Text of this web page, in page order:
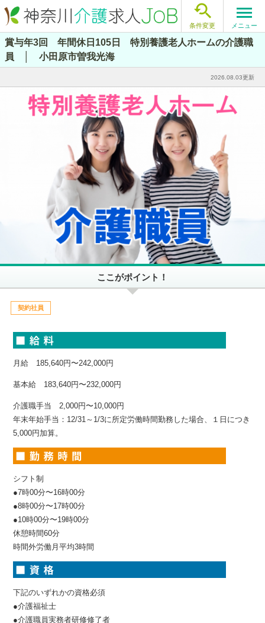

条件変更 メニュー
賞与年3回 年間休日105日 特別養護老人ホームの介護職
員 │ 小田原市曽我光海
2026.08.03更新
ここがポイント！
契約社員
月給 185,640円〜242,000円
基本給 183,640円〜232,000円
介護職手当 2,000円〜10,000円
年末年始手当：12/31～1/3に所定労働時間勤務した場合、１日につき
5,000円加算。
シフト制
●7時00分〜16時00分
●8時00分〜17時00分
●10時00分〜19時00分
休憩時間60分
時間外労働月平均3時間
下記のいずれかの資格必須
●介護福祉士
●介護職員実務者研修修了者